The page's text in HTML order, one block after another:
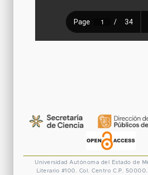
Universidad Autónoma del Estado de
Literario #100. Col. Centro C.P.